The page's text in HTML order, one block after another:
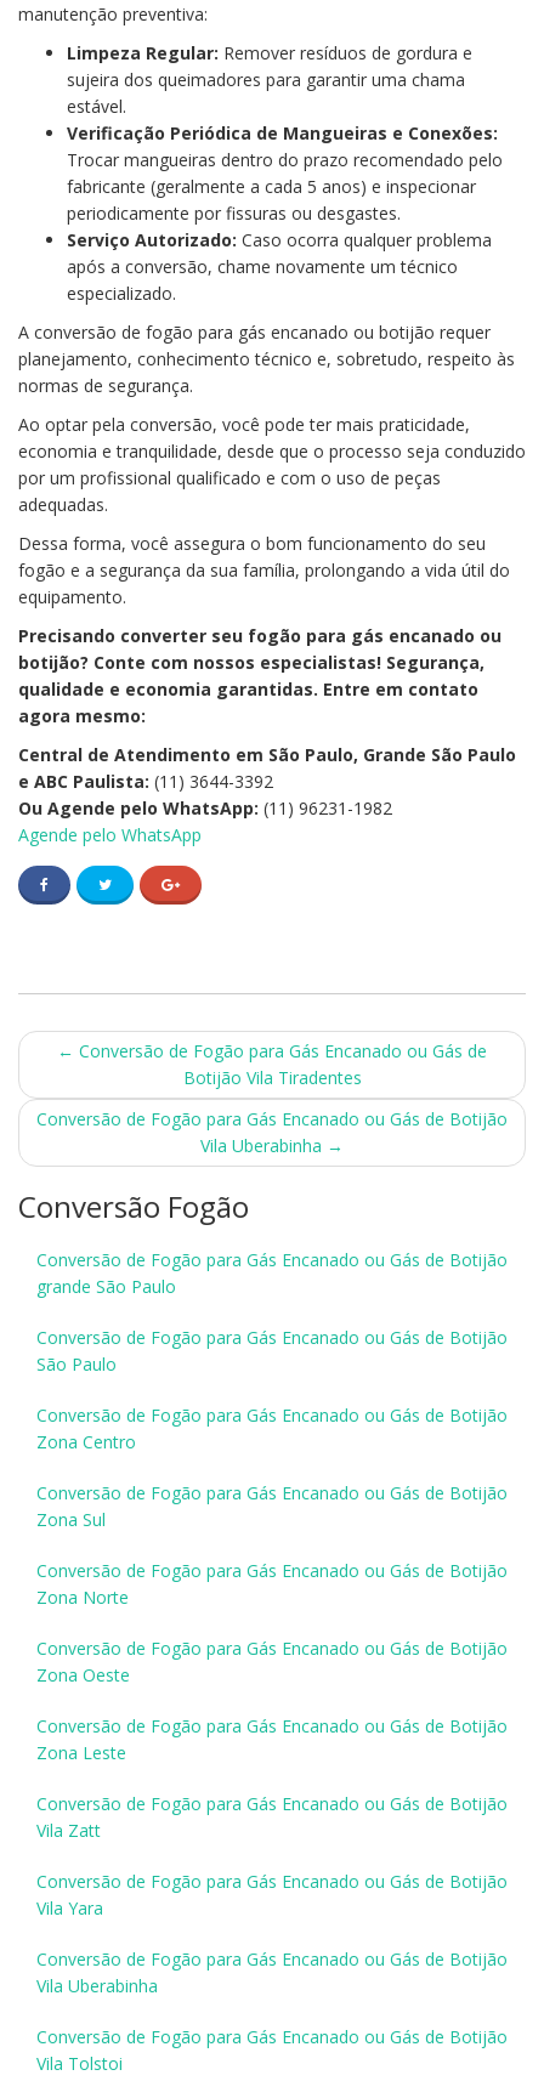
manutenção preventiva:
Limpeza Regular: Remover resíduos de gordura e
sujeira dos queimadores para garantir uma chama
estável.
Verificação Periódica de Mangueiras e Conexões:
Trocar mangueiras dentro do prazo recomendado pelo
fabricante (geralmente a cada 5 anos) e inspecionar
periodicamente por fissuras ou desgastes.
Serviço Autorizado: Caso ocorra qualquer problema
após a conversão, chame novamente um técnico
especializado.
A conversão de fogão para gás encanado ou botijão requer
planejamento, conhecimento técnico e, sobretudo, respeito às
normas de segurança.
Ao optar pela conversão, você pode ter mais praticidade,
economia e tranquilidade, desde que o processo seja conduzido
por um profissional qualificado e com o uso de peças
adequadas.
Dessa forma, você assegura o bom funcionamento do seu
fogão e a segurança da sua família, prolongando a vida útil do
equipamento.
Precisando converter seu fogão para gás encanado ou
botijão? Conte com nossos especialistas! Segurança,
qualidade e economia garantidas. Entre em contato
agora mesmo:
Central de Atendimento em São Paulo, Grande São Paulo
e ABC Paulista: (11) 3644-3392
Ou Agende pelo WhatsApp: (11) 96231-1982
Agende pelo WhatsApp
Post
navigation
← Conversão de Fogão para Gás Encanado ou Gás de
Botijão Vila Tiradentes
Conversão de Fogão para Gás Encanado ou Gás de Botijão
Vila Uberabinha →
Conversão Fogão
Conversão de Fogão para Gás Encanado ou Gás de Botijão
grande São Paulo
Conversão de Fogão para Gás Encanado ou Gás de Botijão
São Paulo
Conversão de Fogão para Gás Encanado ou Gás de Botijão
Zona Centro
Conversão de Fogão para Gás Encanado ou Gás de Botijão
Zona Sul
Conversão de Fogão para Gás Encanado ou Gás de Botijão
Zona Norte
Conversão de Fogão para Gás Encanado ou Gás de Botijão
Zona Oeste
Conversão de Fogão para Gás Encanado ou Gás de Botijão
Zona Leste
Conversão de Fogão para Gás Encanado ou Gás de Botijão
Vila Zatt
Conversão de Fogão para Gás Encanado ou Gás de Botijão
Vila Yara
Conversão de Fogão para Gás Encanado ou Gás de Botijão
Vila Uberabinha
Conversão de Fogão para Gás Encanado ou Gás de Botijão
Vila Tolstoi